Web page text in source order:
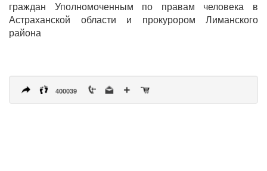
граждан Уполномоченным по правам человека в
Астраханской области и прокурором Лиманского
района
400039